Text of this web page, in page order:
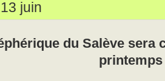
juin
du Salève sera
printemps